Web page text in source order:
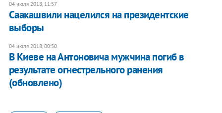
04 июля 2018, 11:57
Саакашвили нацелился на президентские
выборы
04 июля 2018, 00:50
В Киеве на Антоновича мужчина погиб в
результате огнестрельного ранения
(обновлено)